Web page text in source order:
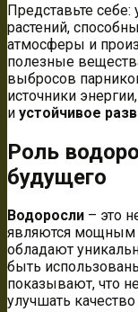
Представьте
растений,
атмосферы и
полезные
выбросов
источники
и устойчивое
Роль
будущего
Водоросли – это
являются мощным
обладают
быть
показывают, что
улучшать